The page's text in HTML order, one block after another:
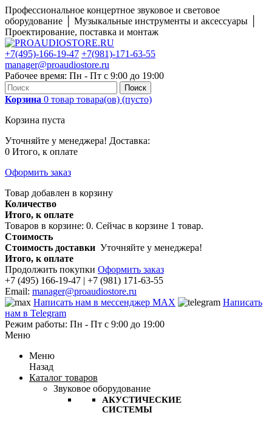
Профессиональное концертное звуковое и световое
оборудование │ Музыкальные инструменты и аксессуары │
Проектирование, поставка и монтаж
+7(495)-166-19-47 +7(981)-171-63-55
manager@proaudiostore.ru
Рабочее время: Пн - Пт с 9:00 до 19:00
Поиск
Корзина 0 товар товара(ов) (пусто)
Корзина пуста
Уточняйте у менеджера! Доставка:
0 Итого, к оплате
Оформить заказ
Товар добавлен в корзину
Количество
Итого, к оплате
Товаров в корзине: 0. Сейчас в корзине 1 товар.
Стоимость
Стоимость доставки Уточняйте у менеджера!
Итого, к оплате
Продолжить покупки Оформить заказ
+7 (495) 166-19-47 | +7 (981) 171-63-55
Email: manager@proaudiostore.ru
Написать нам в мессенджер MAX
Написать
нам в Telegram
Режим работы: Пн - Пт с 9:00 до 19:00
Меню
Меню
Назад
Каталог товаров
Звуковое оборудование
АКУСТИЧЕСКИЕ
СИСТЕМЫ